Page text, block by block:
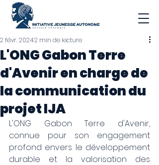
L'ONG Gabon Terre
d'Avenir en charge de
la communication du
projet IJA
2 févr. 20242 min de lecture
L'ONG Gabon Terre d'Avenir,
connue pour son engagement
profond envers le développement
durable et la valorisation des